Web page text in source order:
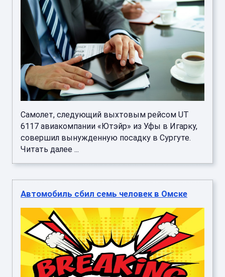
Самолет, следующий выхтовым рейсом UT
6117 авиакомпании «Ютэйр» из Уфы в Игарку,
совершил вынужденную посадку в Сургуте.
Читать далее ...
Автомобиль сбил семь человек в Омске